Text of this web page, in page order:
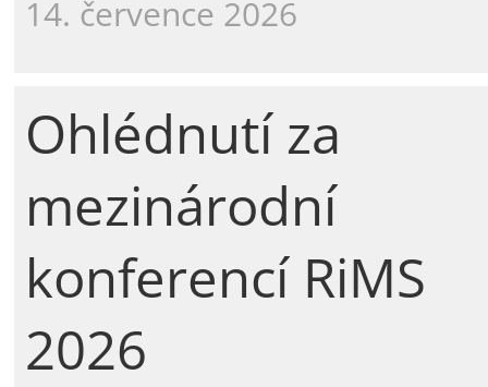
14. července 2026
Ohlédnutí za
mezinárodní
konferencí RiMS
2026